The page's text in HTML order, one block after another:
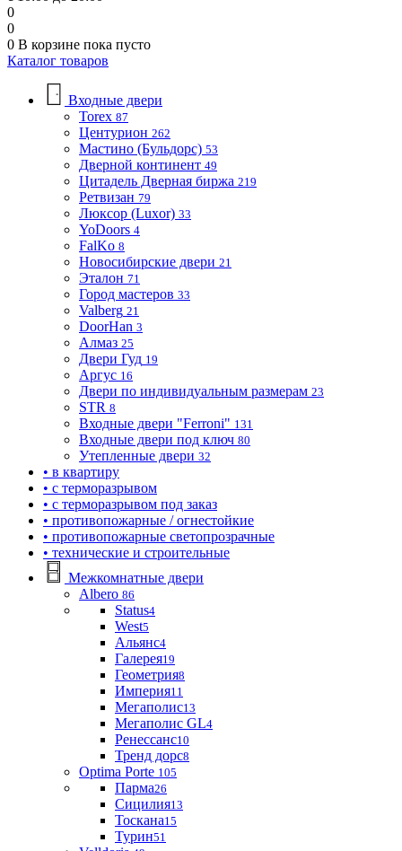
0
0
0 В корзине пока пусто
Каталог товаров
Входные двери
Torex 87
Центурион 262
Мастино (Бульдорс) 53
Дверной континент 49
Цитадель Дверная биржа 219
Ретвизан 79
Люксор (Luxor) 33
YoDoors 4
FalKo 8
Новосибирские двери 21
Эталон 71
Город мастеров 33
Valberg 21
DoorHan 3
Алмаз 25
Двери Гуд 19
Аргус 16
Двери по индивидуальным размерам 23
STR 8
Входные двери "Ferroni" 131
Входные двери под ключ 80
Утепленные двери 32
• в квартиру
• с терморазрывом
• с терморазрывом под заказ
• противопожарные / огнестойкие
• противопожарные светопрозрачные
• технические и строительные
Межкомнатные двери
Albero 86
Status4
West5
Альянс4
Галерея19
Геометрия8
Империя11
Мегаполис13
Мегаполис GL4
Ренессанс10
Тренд дорс8
Optima Porte 105
Парма26
Сицилия13
Тоскана15
Турин51